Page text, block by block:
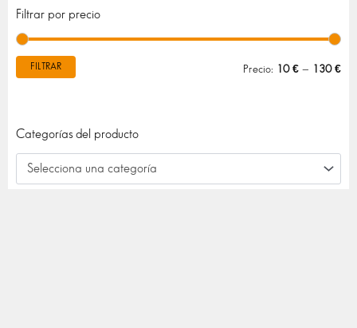
Filtrar por precio
FILTRAR Precio: 10 € — 130 €
Categorías del producto
Selecciona una categoría